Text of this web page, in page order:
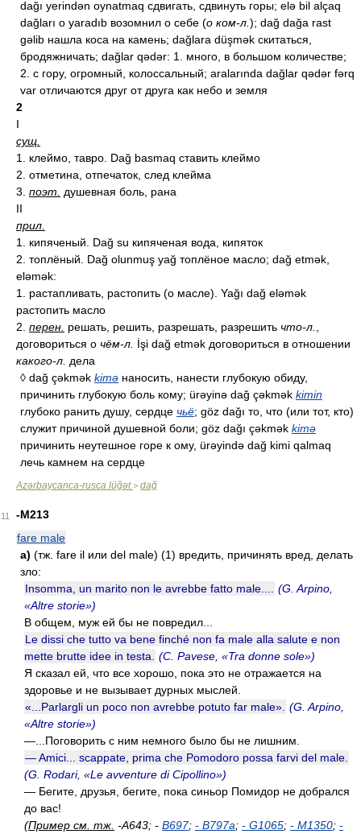
dağı yerindən oynatmaq сдвигать, сдвинуть горы; elə bil alçaq
dağları o yaradıb возомнил о себе (о ком-л. ); dağ dağa rast
gəlib нашла коса на камень; dağlara düşmək скитаться,
бродяжничать; dağlar qədər: 1. много, в большом количестве;
2. с гору, огромный, колоссальный; aralarında dağlar qədər fərq
var отличаются друг от друга как небо и земля
2
I
сущ.
1. клеймо, тавро. Dağ basmaq ставить клеймо
2. отметина, отпечаток, след клейма
3. поэт.
душевная боль, рана
II
прил.
1. кипяченый. Dağ su кипяченая вода, кипяток
2. топлёный. Dağ olunmuş yağ топлёное масло; dağ etmək,
eləmək:
1. растапливать, растопить (о масле). Yağı dağ eləmək
растопить масло
2. перен. решать, решить, разрешать, разрешить что-л.
договориться о чём-л. İşi dağ etmək договориться в отношении
какого-л. дела
◊ dağ çəkmək kimə наносить, нанести глубокую обиду,
причинить глубокую боль кому; ürəyinə dağ çəkmək kimin
глубоко ранить душу, сердце чьё; göz dağı то, что (или тот, кто)
служит причиной душевной боли; göz dağı çəkmək kimə
причинить неутешное горе к ому, ürəyində dağ kimi qalmaq
лечь камнем на сердце
Azərbaycanca-rusca lüğət> dağ
11
-M213
fare male
a) (тж. fare il или del male) (1) вредить, причинять вред, делать
зло:
Insomma, un marito non le avrebbe fatto male....
(G. Arpino,
«Altre storie»)
В общем, муж ей бы не повредил...
Le dissi che tutto va bene finché non fa male alla salute e non
mette brutte idee in testa.
(C. Pavese, «Tra donne sole»)
Я сказал ей, что все хорошо, пока это не отражается на
здоровье и не вызывает дурных мыслей.
«...Parlargli un poco non avrebbe potuto far male». (G. Arpino,
«Altre storie»)
—...Поговорить с ним немного было бы не лишним.
— Amici... scappate, prima che Pomodoro possa farvi del male.
(G. Rodari, «Le avventure di Cipollino»)
— Бегите, друзья, бегите, пока синьор Помидор не добрался
до вас!
(Пример см. тж. -A643; - B697; - B797a; - G1065; - M1350; -